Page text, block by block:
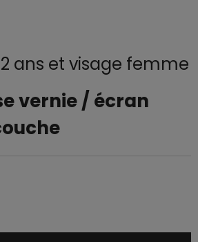
ans et visage femme
vernie / écran